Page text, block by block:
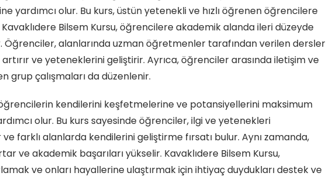
yardımcı olur. Bu kurs, üstün yetenekli ve hızlı öğrenen öğrencilere
Bilsem Kursu, öğrencilere akademik alanda ileri düzeyde
Öğrenciler, alanlarında uzman öğretmenler tarafından verilen dersler
ve yeteneklerini geliştirir. Ayrıca, öğrenciler arasında iletişim ve
grup çalışmaları da düzenlenir.
öğrencilerin kendilerini keşfetmelerine ve potansiyellerini maksimum
olur. Bu kurs sayesinde öğrenciler, ilgi ve yetenekleri
farklı alanlarda kendilerini geliştirme fırsatı bulur. Aynı zamanda,
ve akademik başarıları yükselir. Kavaklıdere Bilsem Kursu,
ve onları hayallerine ulaştırmak için ihtiyaç duydukları destek ve